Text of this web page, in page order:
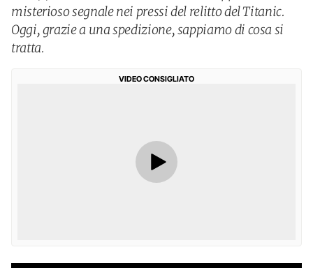
misterioso segnale nei pressi del relitto del Titanic.
Oggi, grazie a una spedizione, sappiamo di cosa si
tratta.
VIDEO CONSIGLIATO